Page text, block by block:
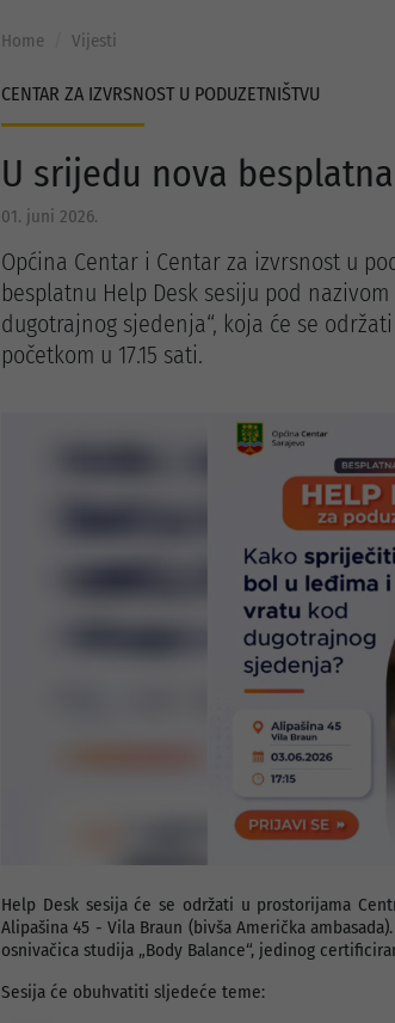
Home Vijesti
CENTAR ZA IZVRSNOST U PODUZETNIŠTVU
U srijedu nova
01. juni 2026.
Općina Centar i Centar za izvrsnost u
besplatnu Help Desk sesiju pod
dugotrajnog sjedenja“, koja će se
početkom u 17.15 sati.
Help Desk sesija će se održati u prostorijama
Alipašina 45 - Vila Braun (bivša Američka
osnivačica studija „Body Balance“, jedinog
Sesija će obuhvatiti sljedeće teme: